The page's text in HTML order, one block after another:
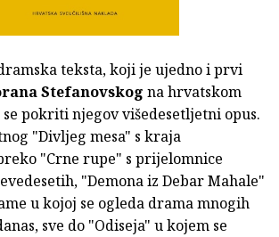
teksta, koji je ujedno i prvi
Stefanovskog na hrvatskom
pokriti njegov višedesetljetni opus.
"Divljeg mesa" s kraja
"Crne rupe" s prijelomnice
"Demona iz Debar Mahale"
u kojoj se ogleda drama mnogih
sve do "Odiseja" u kojem se